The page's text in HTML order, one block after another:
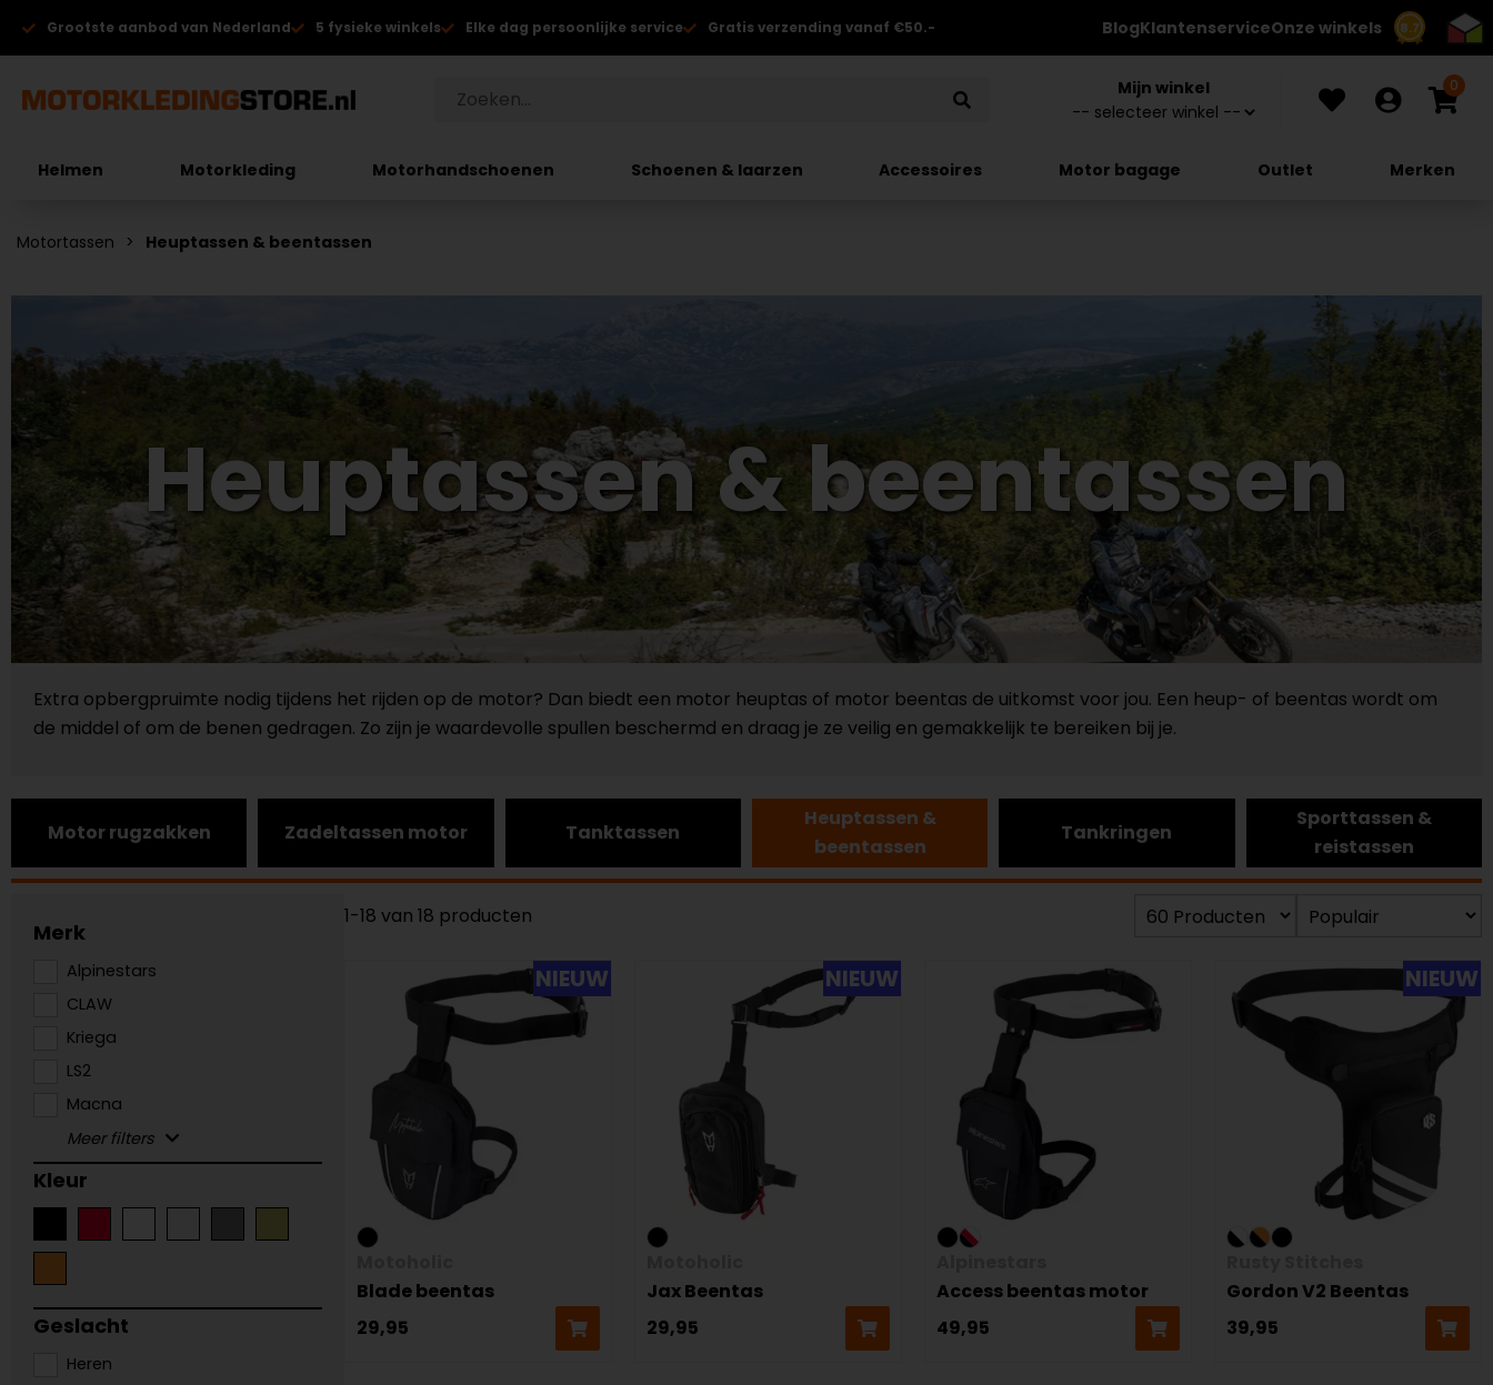
8.7
Grootste aanbod van Nederland 5 fysieke winkels Elke dag persoonlijke service Gratis verzending vanaf €50.- BlogKlantenserviceOnze winkels
Mijn winkel 0
Helmen Motorkleding Motorhandschoenen Schoenen & laarzen Accessoires Motor bagage Outlet Merken
Motortassen Heuptassen & beentassen
Heuptassen & beentassen
Extra opbergpruimte nodig tijdens het rijden op de motor? Dan biedt een motor heuptas of motor beentas de uitkomst voor jou. Een heup- of beentas wordt om
de middel of om de benen gedragen. Zo zijn je waardevolle spullen beschermd en draag je ze veilig en gemakkelijk te bereiken bij je.
Motor rugzakken Zadeltassen motor Tanktassen
Heuptassen &
beentassen
Tankringen
Sporttassen &
reistassen
Merk
Alpinestars
CLAW
Kriega
LS2
Macna
Kleur
Geslacht
Heren
1-18 van 18 producten
NIEUW
Blade beentas
29,95
NIEUW
Jax Beentas
29,95
Access beentas motor
49,95
NIEUW
Gordon V2 Beentas
39,95